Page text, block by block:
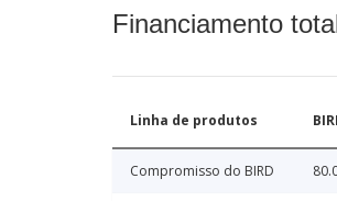
Financiamento
Linha de produtos
Compromisso do BIRD